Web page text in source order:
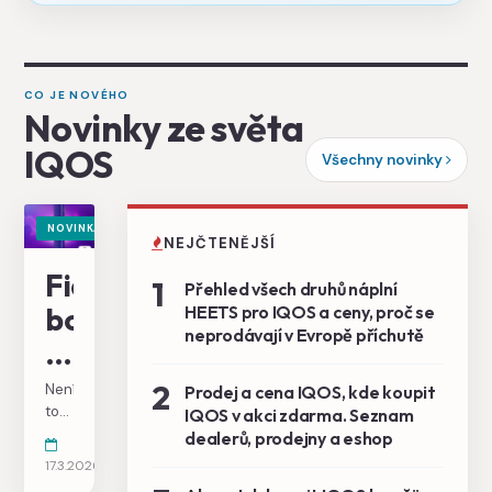
CO JE NOVÉHO
Novinky ze světa
IQOS Všechny novinky
NOVINKA
Fialová
bomba
ILUMA
i
Electric
Purple
Není
to
týden,
17.3.2026
NEJČTENĚJŠÍ
1
Přehled všech druhů náplní
HEETS pro IQOS a ceny, proč se
neprodávají v Evropě příchutě
2
Prodej a cena IQOS, kde koupit
IQOS v akci zdarma. Seznam
dealerů, prodejny a eshop